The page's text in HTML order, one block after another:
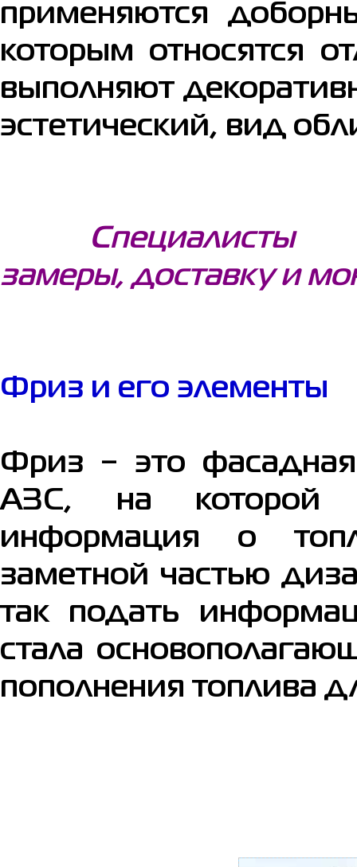
применяются
которым относятся
выполняют
эстетический, вид
Специалисты
замеры, доставку и
Фриз и его элементы
Фриз − это
АЗС, на которой
информация о
заметной частью
так подать
стала
пополнения топлива